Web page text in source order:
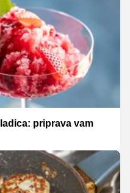
priprava vam